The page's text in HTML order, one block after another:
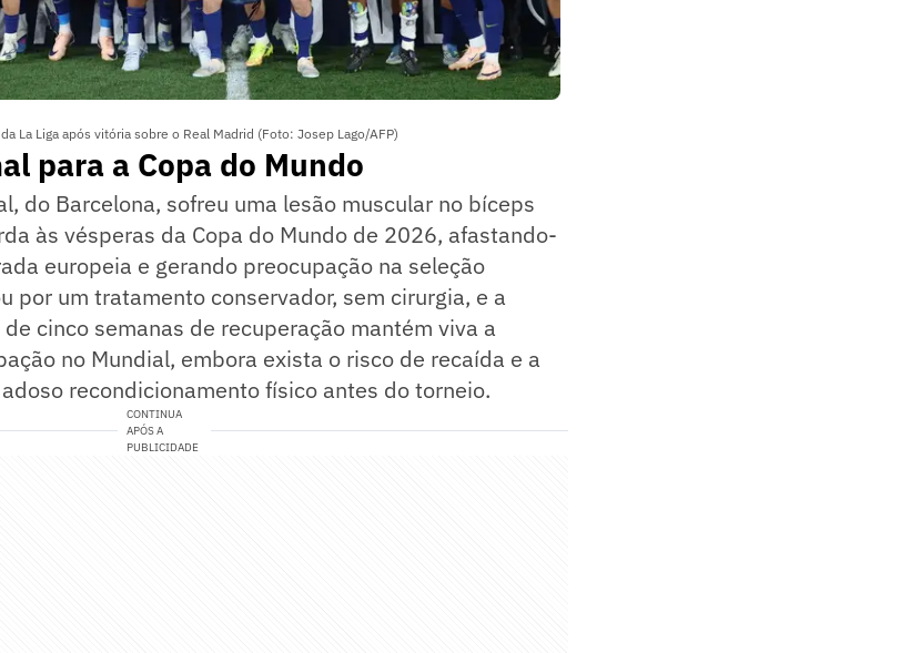
La Liga após vitória sobre o Real Madrid (Foto: Josep Lago/AFP)
para a Copa do Mundo
do Barcelona, sofreu uma lesão muscular no bíceps
às vésperas da Copa do Mundo de 2026, afastando-
europeia e gerando preocupação na seleção
por um tratamento conservador, sem cirurgia, e a
cinco semanas de recuperação mantém viva a
no Mundial, embora exista o risco de recaída e a
recondicionamento físico antes do torneio.
CONTINUA
APÓS A
PUBLICIDADE